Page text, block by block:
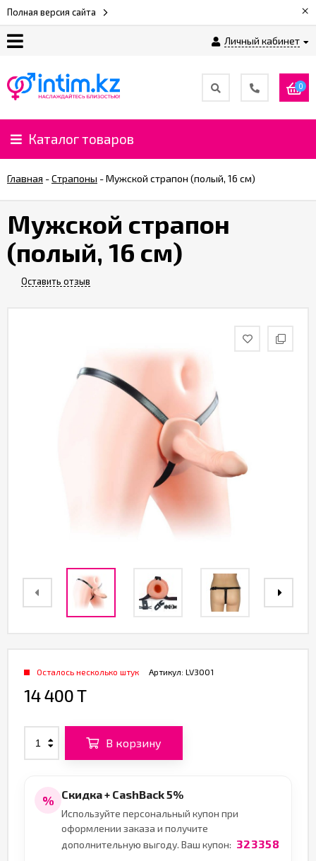
Полная версия сайта ×
Личный кабинет
нас
Доставка
и
%
CashBack
0
Каталог товаров
Главная -Страпоны -Мужской страпон (полый, 16 см)
Мужской страпон
(полый, 16 см)
Оставить отзыв
Артикул: LV3001
Осталось несколько штук
14 400 T
В корзину
% Скидка + CashBack 5%
Используйте персональный купон при
оформлении заказа и получите
дополнительную выгоду. Ваш купон: 323358